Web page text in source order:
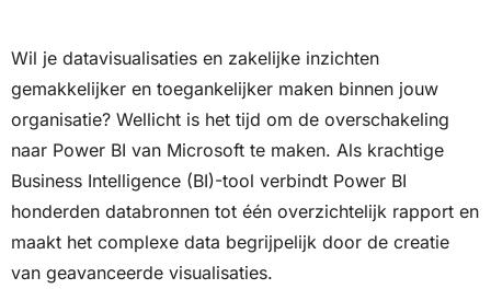
Wil je datavisualisaties en zakelijke inzichten
gemakkelijker en toegankelijker maken binnen jouw
organisatie? Wellicht is het tijd om de overschakeling
naar Power BI van Microsoft te maken. Als krachtige
Business Intelligence (BI)-tool verbindt Power BI
honderden databronnen tot één overzichtelijk rapport en
maakt het complexe data begrijpelijk door de creatie
van geavanceerde visualisaties.